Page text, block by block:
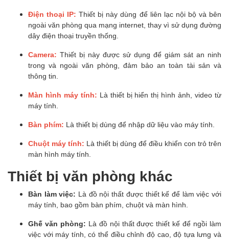
Điện thoại IP: Thiết bị này dùng để liên lạc nội bộ và bên
ngoài văn phòng qua mạng internet, thay vì sử dụng đường
dây điện thoại truyền thống.
Camera: Thiết bị này được sử dụng để giám sát an ninh
trong và ngoài văn phòng, đảm bảo an toàn tài sản và
thông tin.
Màn hình máy tính: Là thiết bị hiển thị hình ảnh, video từ
máy tính.
Bàn phím: Là thiết bị dùng để nhập dữ liệu vào máy tính.
Chuột máy tính: Là thiết bị dùng để điều khiển con trỏ trên
màn hình máy tính.
Thiết bị văn phòng khác
Bàn làm việc: Là đồ nội thất được thiết kế để làm việc với
máy tính, bao gồm bàn phím, chuột và màn hình.
Ghế văn phòng: Là đồ nội thất được thiết kế để ngồi làm
việc với máy tính, có thể điều chỉnh độ cao, độ tựa lưng và